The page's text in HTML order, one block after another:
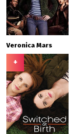
Veronica Mars
+